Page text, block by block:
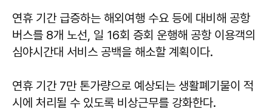
연휴 기간 급증하는 해외여행 수요 등에 대비해 공항
버스를 8개 노선, 일 16회 증회 운행해 공항 이용객의
심야시간대 서비스 공백을 해소할 계획이다.
연휴 기간 7만 톤가량으로 예상되는 생활폐기물이 적
시에 처리될 수 있도록 비상근무를 강화한다.